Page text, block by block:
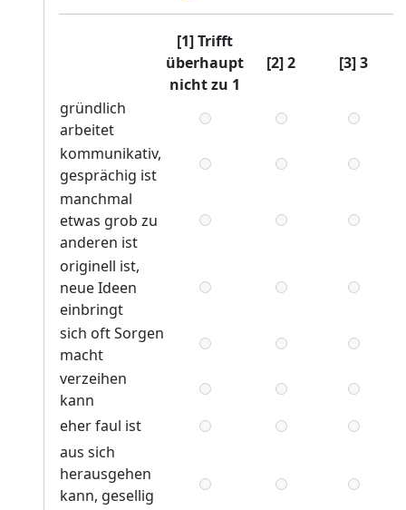
[1] Trifft
überhaupt
nicht zu 1
[2] 2 [3] 3
gründlich
arbeitet
kommunikativ,
gesprächig ist
manchmal
etwas grob zu
anderen ist
originell ist,
neue Ideen
einbringt
sich oft Sorgen
macht
verzeihen
kann
eher faul ist
aus sich
herausgehen
kann, gesellig